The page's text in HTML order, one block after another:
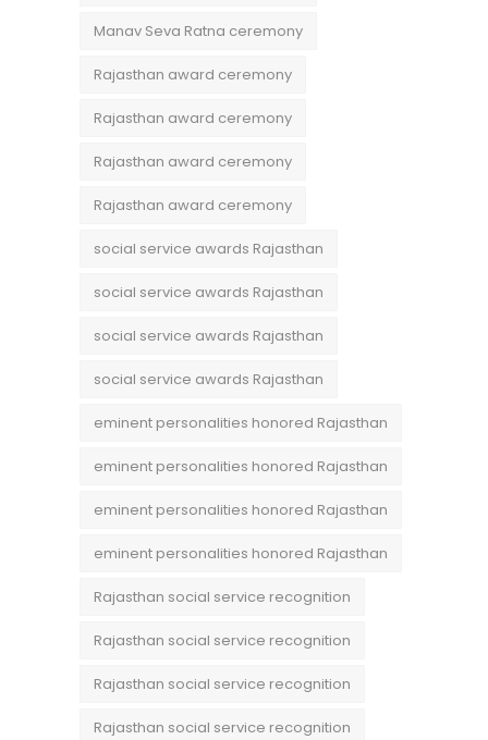
Manav Seva Ratna ceremony
Rajasthan award ceremony
Rajasthan award ceremony
Rajasthan award ceremony
Rajasthan award ceremony
social service awards Rajasthan
social service awards Rajasthan
social service awards Rajasthan
social service awards Rajasthan
eminent personalities honored Rajasthan
eminent personalities honored Rajasthan
eminent personalities honored Rajasthan
eminent personalities honored Rajasthan
Rajasthan social service recognition
Rajasthan social service recognition
Rajasthan social service recognition
Rajasthan social service recognition